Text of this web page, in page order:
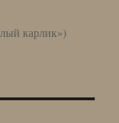
карлик»)